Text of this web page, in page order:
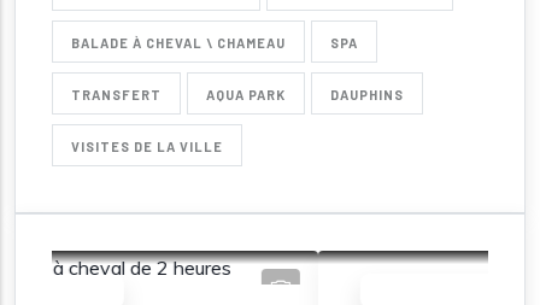
BALADE À CHEVAL \ CHAMEAU SPA
TRANSFERT AQUA PARK DAUPHINS
VISITES DE LA VILLE
Nos incontournables